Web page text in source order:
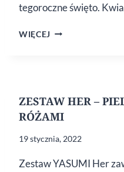
tegoroczne święto.
WIĘCEJ NAJLEPSZY
ZESTAW HER –
RÓŻAMI
19 stycznia, 2022
Zestaw YASUMI Her